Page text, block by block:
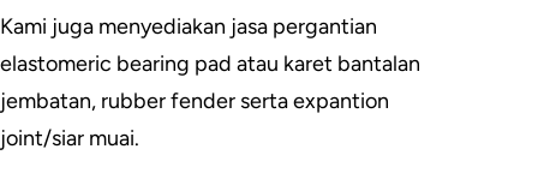
Kami juga menyediakan jasa pergantian
elastomeric bearing pad atau karet bantalan
jembatan, rubber fender serta expantion
joint/siar muai.